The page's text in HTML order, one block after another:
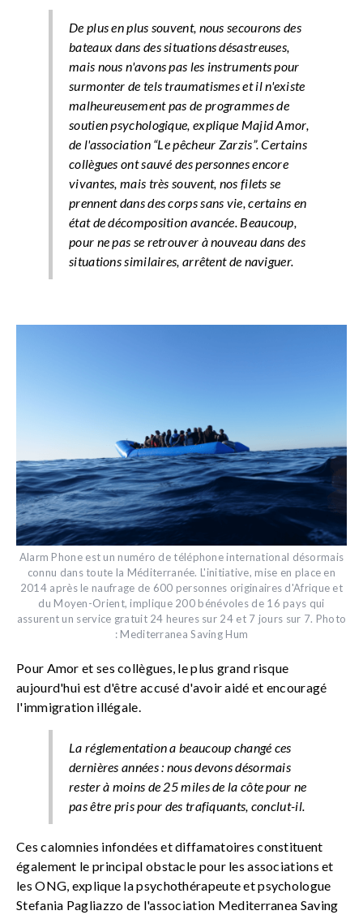
De plus en plus souvent, nous secourons des
bateaux dans des situations désastreuses,
mais nous n'avons pas les instruments pour
surmonter de tels traumatismes et il n'existe
malheureusement pas de programmes de
soutien psychologique , explique Majid Amor,
de l'association “Le pêcheur Zarzis”.Certains
collègues ont sauvé des personnes encore
vivantes, mais très souvent, nos filets se
prennent dans des corps sans vie, certains en
état de décomposition avancée. Beaucoup,
pour ne pas se retrouver à nouveau dans des
situations similaires, arrêtent de naviguer.
Alarm Phone est un numéro de téléphone international désormais
connu dans toute la Méditerranée. L'initiative, mise en place en
2014 après le naufrage de 600 personnes originaires d'Afrique et
du Moyen-Orient, implique 200 bénévoles de 16 pays qui
assurent un service gratuit 24 heures sur 24 et 7 jours sur 7. Photo
: Mediterranea Saving Hum
Pour Amor et ses collègues, le plus grand risque
aujourd'hui est d'être accusé d'avoir aidé et encouragé
l'immigration illégale.
La réglementation a beaucoup changé ces
dernières années : nous devons désormais
rester à moins de 25 miles de la côte pour ne
pas être pris pour des trafiquants , conclut-il.
Ces calomnies infondées et diffamatoires constituent
également le principal obstacle pour les associations et
les ONG, explique la psychothérapeute et psychologue
Stefania Pagliazzo de l'association Mediterranea Saving